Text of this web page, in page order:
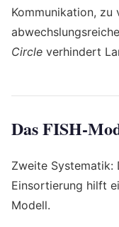
Kommunikation, zu
Circle verhindert
Das FISH-
Zweite Systematik:
Einsortierung hilft
Modell.